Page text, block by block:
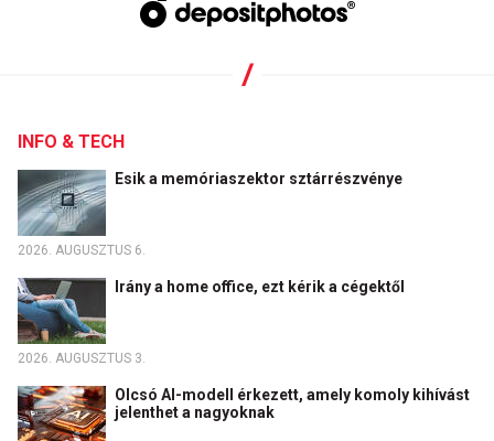
INFO & TECH
Esik a memóriaszektor sztárrészvénye
2026. AUGUSZTUS 6.
Irány a home office, ezt kérik a cégektől
2026. AUGUSZTUS 3.
Olcsó AI-modell érkezett, amely komoly kihívást
jelenthet a nagyoknak